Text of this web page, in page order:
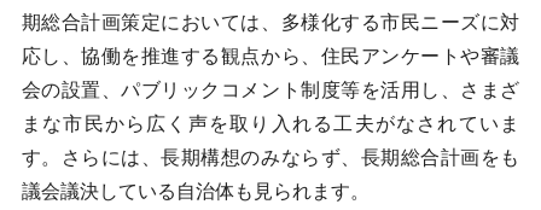
期総合計画策定においては、多様化する市民ニーズに対
応し、協働を推進する観点から、住民アンケートや審議
会の設置、パブリックコメント制度等を活用し、さまざ
まな市民から広く声を取り入れる工夫がなされていま
す。さらには、長期構想のみならず、長期総合計画をも
議会議決している自治体も見られます。